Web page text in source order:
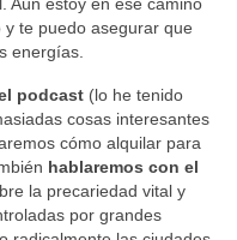
te puedo asegurar que
energías.
podcast (lo he tenido
cosas interesantes
cómo alquilar para
hablaremos con el
la precariedad vital y
por grandes